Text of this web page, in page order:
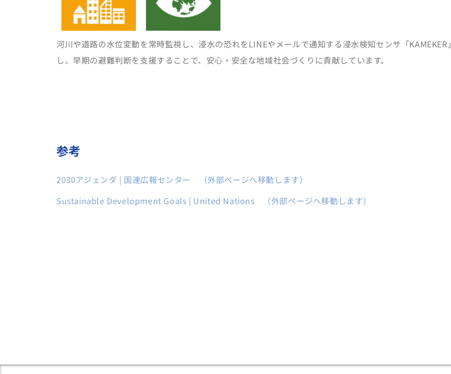
河川や道路の水位変動を常時監視し、浸水の恐れをLINEやメールで通知する浸水検知センサ「
し、早期の避難判断を支援することで、安心・安全な地域社会づくりに貢献しています。
参考
2030アジェンダ | 国連広報センター （外部ページへ移動します）
Sustainable Development Goals | United Nations （外部ページへ移動します）